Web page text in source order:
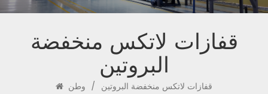
قفازات لاتكس منخفضة
البروتين
وطن / قفازات لاتكس منخفضة البروتين